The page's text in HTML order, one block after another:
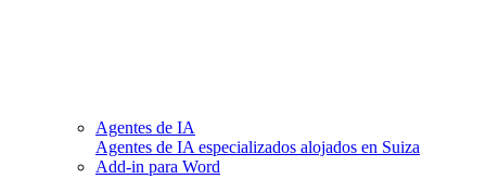
Agentes de IA
Agentes de IA especializados alojados en Suiza
Add-in para Word